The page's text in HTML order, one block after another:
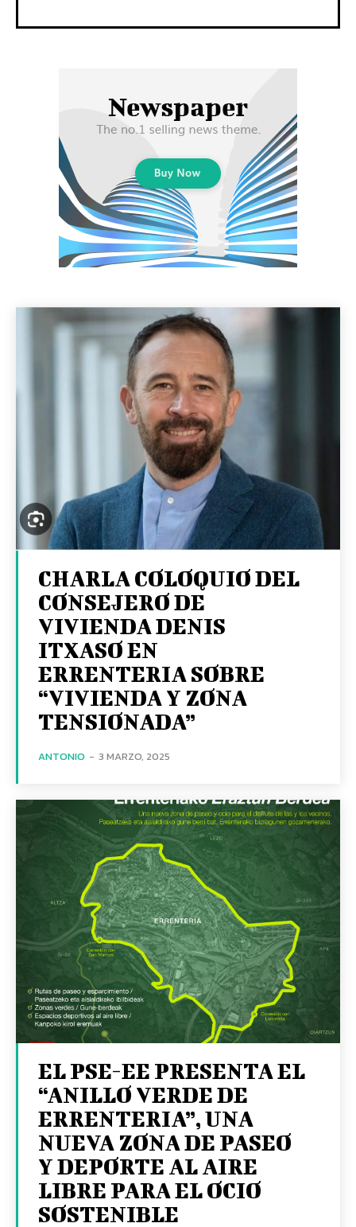
CHARLA COLOQUIO DEL
CONSEJERO DE
VIVIENDA DENIS
ITXASO EN
ERRENTERIA SOBRE
“VIVIENDA Y ZONA
TENSIONADA”
ANTONIO - 3 MARZO, 2025
EL PSE-EE PRESENTA EL
“ANILLO VERDE DE
ERRENTERIA”, UNA
NUEVA ZONA DE PASEO
Y DEPORTE AL AIRE
LIBRE PARA EL OCIO
SOSTENIBLE